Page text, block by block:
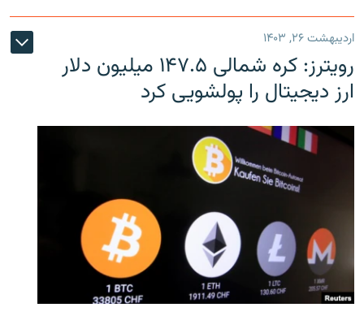
اردیبهشت ۲۶, ۱۴۰۳
رویترز: کره شمالی ۱۴۷.۵ میلیون دلار
ارز دیجیتال را پولشویی کرد